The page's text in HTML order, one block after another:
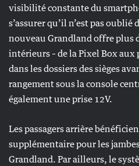
visibilité constante du
s’assurer qu’il n’est pas
nouveau Grandland offre plus
intérieurs – de la Pixel Box
dans les dossiers des sièges
rangement sous la console
également une prise 12V.
Les passagers arrière
supplémentaire pour les
Grandland. Par ailleurs, le